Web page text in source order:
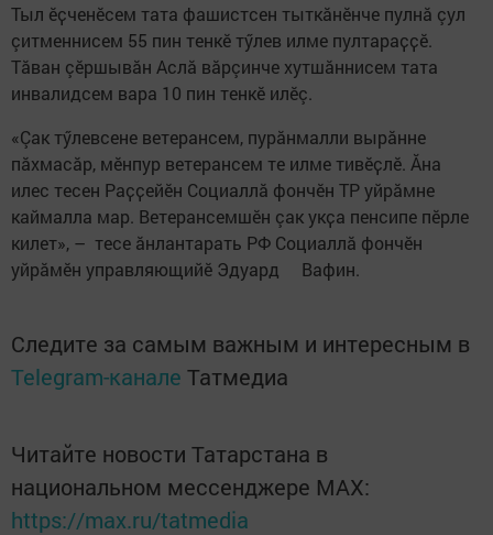
Тыл ӗҫченӗсем тата фашистсен тыткăнӗнче пулнă çул
çитменнисем 55 пин тенкӗ тӳлев илме пултараҫҫӗ.
Тăван çӗршывăн Аслă вăрçинче хутшăннисем тата
инвалидсем вара 10 пин тенкӗ илӗç.
«Çак тӳлевсене ветерансем, пурӑнмалли вырӑнне
пӑхмасӑр, мӗнпур ветерансем те илме тивӗҫлӗ. Ӑна
илес тесен Раҫҫейӗн Социаллӑ фончӗн ТР уйрӑмне
каймалла мар. Ветерансемшӗн çак укҫа пенсипе пӗрле
килет», – тесе ӑнлантарать РФ Социаллӑ фончӗн
уйрăмӗн управляющийӗ Эдуард Вафин.
Следите за самым важным и интересным в
Telegram-канале Татмедиа
Читайте новости Татарстана в
национальном мессенджере MАХ:
https://max.ru/tatmedia